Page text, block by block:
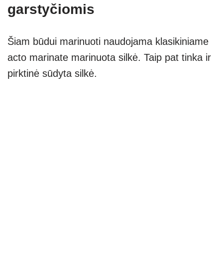
garstyčiomis
Šiam būdui marinuoti naudojama klasikiniame
acto marinate marinuota silkė. Taip pat tinka ir
pirktinė sūdyta silkė.